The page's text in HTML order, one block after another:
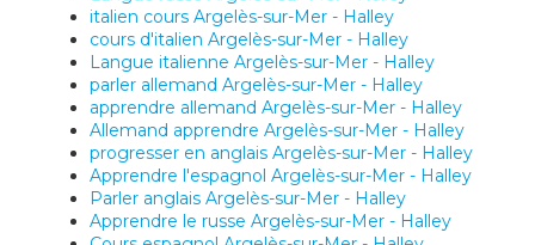
italien cours Argelès-sur-Mer - Halley
cours d'italien Argelès-sur-Mer - Halley
Langue italienne Argelès-sur-Mer - Halley
parler allemand Argelès-sur-Mer - Halley
apprendre allemand Argelès-sur-Mer - Halley
Allemand apprendre Argelès-sur-Mer - Halley
progresser en anglais Argelès-sur-Mer - Halley
Apprendre l'espagnol Argelès-sur-Mer - Halley
Parler anglais Argelès-sur-Mer - Halley
Apprendre le russe Argelès-sur-Mer - Halley